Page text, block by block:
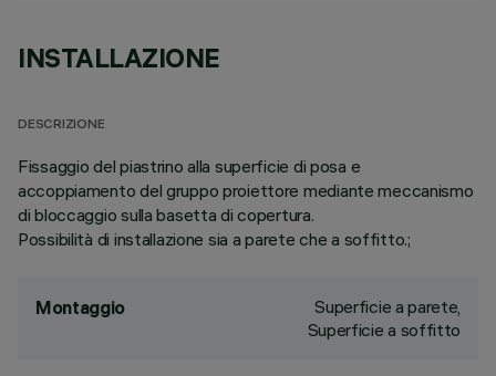
INSTALLAZIONE
DESCRIZIONE
Fissaggio del piastrino alla superficie di posa e
accoppiamento del gruppo proiettore mediante meccanismo
di bloccaggio sulla basetta di copertura.
Possibilità di installazione sia a parete che a soffitto.;
Montaggio
Superficie a parete,
Superficie a soffitto